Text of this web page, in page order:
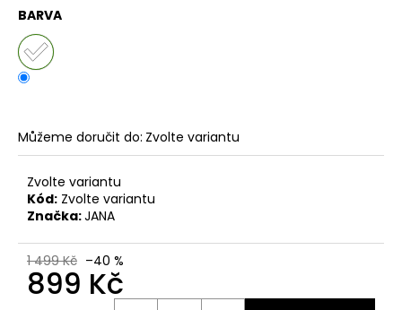
BARVA
Můžeme doručit do: Zvolte variantu
Zvolte variantu
Kód: Zvolte variantu
Značka:JANA
1 499 Kč –40 %
899 Kč
r
u
č
u
m
e
DÁMSKÉ
NAZOUVÁKY
INBLU
ZO19
BRONZOVÉ